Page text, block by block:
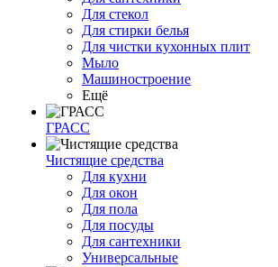
Для стекол
Для стирки белья
Для чистки кухонных плит
Мыло
Машиностроение
Ещё
ГРАСС
Чистящие средства
Для кухни
Для окон
Для пола
Для посуды
Для сантехники
Универсальные